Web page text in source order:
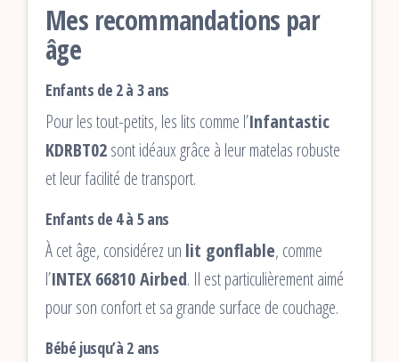
Mes recommandations par
âge
Enfants de 2 à 3 ans
Pour les tout-petits, les lits comme l’Infantastic
KDRBT02sont idéaux grâce à leur matelas robuste
et leur facilité de transport.
Enfants de 4 à 5 ans
À cet âge, considérez un lit gonflable, comme
l’INTEX 66810 Airbed. Il est particulièrement aimé
pour son confort et sa grande surface de couchage.
Bébé jusqu’à 2 ans